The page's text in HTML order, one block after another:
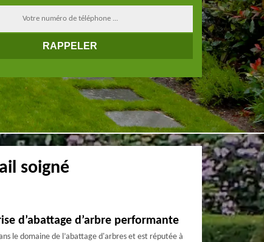
soigné
d’abattage d’arbre performante
le domaine de l’abattage d'arbres et est réputée à